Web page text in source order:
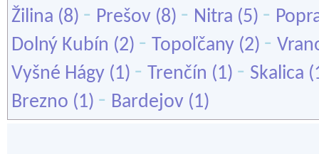
Žilina (8) - Prešov (8) - Nitra (5) -
Dolný Kubín (2) - Topoľčany (2) -
Vyšné Hágy (1) - Trenčín (1) - Skalica
Brezno (1) - Bardejov (1)